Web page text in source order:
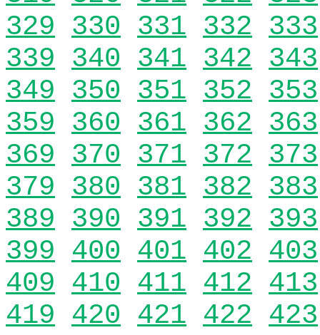
329 330 331 332 333
339 340 341 342 343
349 350 351 352 353
359 360 361 362 363
369 370 371 372 373
379 380 381 382 383
389 390 391 392 393
399 400 401 402 403
409 410 411 412 413
419 420 421 422 423